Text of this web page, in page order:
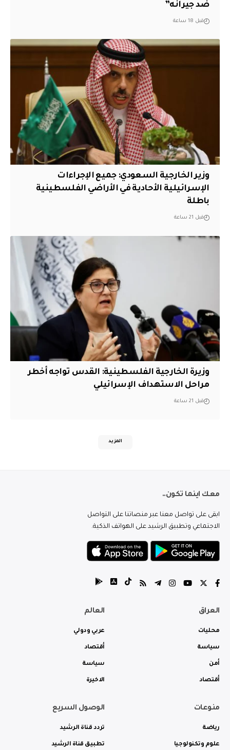
ضد جيرانه”
قبل 18 ساعة
وزير الخارجية السعودي: جميع الإجراءات
الإسرائيلية الأحادية في الأراضي الفلسطينية
باطلة
قبل 21 ساعة
وزيرة الخارجية الفلسطينية: القدس تواجه أخطر
مراحل الاستهداف الإسرائيلي
قبل 21 ساعة
المزيد
معك اينما تكون..
ابقى على تواصل معنا عبر منصاتنا على التواصل
الاجتماعي وتطبيق الرشيد على الهواتف الذكية.
العراق
محليات
سياسة
أمن
أقتصاد
العالم
عربي ودولي
أقتصاد
سياسة
الاخيرة
منوعات
رياضة
علوم وتكنولوجيا
الوصول السريع
تردد قناة الرشيد
تطبيق قناة الرشيد